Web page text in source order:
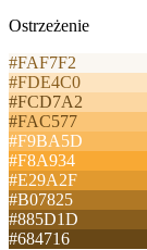
Ostrzeżenie
#FAF7F2
#FDE4C0
#FCD7A2
#FAC577
#F9BA5D
#F8A934
#E29A2F
#B07825
#885D1D
#684716